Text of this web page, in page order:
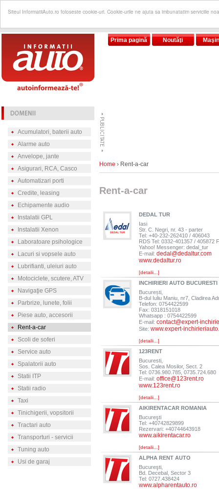
Siteul InformatiiAuto.ro foloseste cookie-uri. Cookie-urile ne ajuta sa imbunatatim serviciile
Prima pagină Noutăţi
Acumulatori, baterii auto
Alarme auto
Anvelope, jante
Asigurari, RCA, Casco
Automatizari porti
Credite, leasing
Echipamente audio
Instalatii GPL
Instalatii Xenon
Laboratoare psihologice
Lacuri si vopsele auto
Lubrifianti, uleiuri auto
Motociclete, scutere, ATV
Navigaţie GPS
Parbrize, lunete, folii
Piese auto, accesorii
Rent-a-car
Scoli de soferi
Service auto
Spalatorii auto
Statii ITP
Statii radio
Taxi
Tinichigerii, vopsitorii
Tractari auto
Transporturi - servicii
Tuning auto
Usi de garaj
Home › Rent-a-car
Rent-a-car
DEDAL TUR
Iasi
Str. C. Negri, nr. 43 - parter
Tel: +40-232-262410 / 406043
RDS Tel: 0332-401357 / 405872
Yahoo! Messenger: dedal_tur
E-mail: dedal@dedaltur.com
www.dedaltur.ro
[detalii...]
INCHIRIERI AUTO
București,
B-dul Iuliu Maniu, nr7, Cladirea
Telefon: 0754422599
Fax: 0318151018
Whatsapp : 0754422599
E-mail: contact@expert-
Site: www.expert-
[detalii...]
123RENT
Bucuresti,
Sos. Calea Mosilor, Sect. 2
Tel: 0736.980.785, 0735.724.680
E-mail: office@123rent.ro
www.123rent.ro
[detalii...]
AIKIRENTACAR ROMANIA
Bucureşti
Tel: +40742829899
Rezervari: +40744643918
www.aikirentacar.ro
[detalii...]
ALPHA RENT AUTO
Bucureşti,
Bd. Decebal, Sector 3
Tel: 0727.438424
www.alpharentauto.ro